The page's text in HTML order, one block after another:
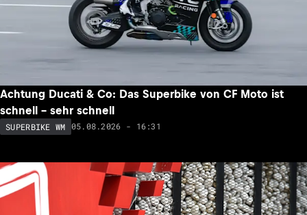
Achtung Ducati & Co: Das Superbike von CF Moto ist
schnell – sehr schnell
SUPERBIKE WM 05.08.2026 - 16:31